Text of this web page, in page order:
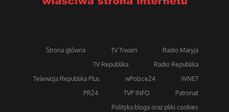
Strona główna TV Trwam
Radio Maryja
TV Republika
Radio Republika
Telewizja Republika Plus
wPolsce24
WNET
PR24
TVP INFO
Patronat
Polityka bloga oraz pliki cookies